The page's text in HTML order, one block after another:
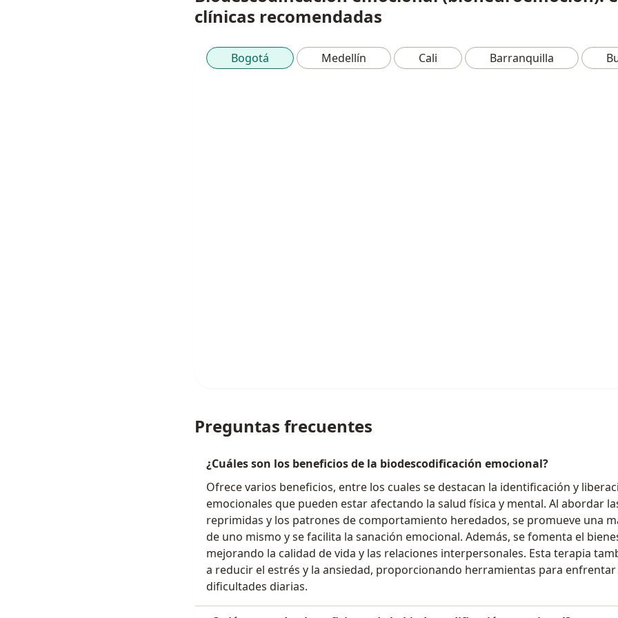
clínicas recomendadas
Bogotá Medellín Cali Barranquilla
Preguntas frecuentes
¿Cuáles son los beneficios de la biodescodificación emocional?
Ofrece varios beneficios, entre los cuales se destacan la identificación y
emocionales que pueden estar afectando la salud física y mental. Al abordar
reprimidas y los patrones de comportamiento heredados, se promueve una
de uno mismo y se facilita la sanación emocional. Además, se fomenta el
mejorando la calidad de vida y las relaciones interpersonales. Esta terapia
a reducir el estrés y la ansiedad, proporcionando herramientas para
dificultades diarias.